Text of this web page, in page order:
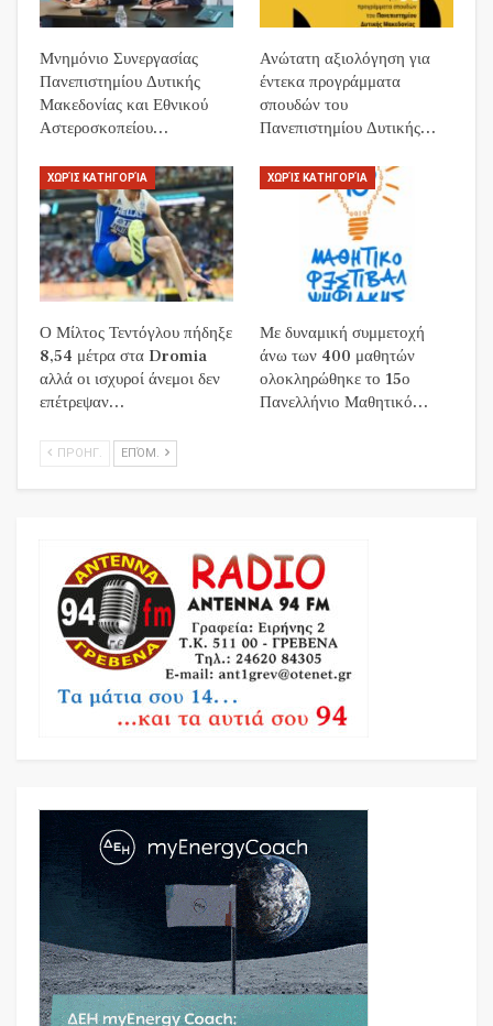
Μνημόνιο Συνεργασίας
Πανεπιστημίου Δυτικής
Μακεδονίας και Εθνικού
Αστεροσκοπείου…
Ανώτατη αξιολόγηση για
έντεκα προγράμματα
σπουδών του
Πανεπιστημίου Δυτικής…
ΧΩΡΊΣ ΚΑΤΗΓΟΡΊΑ
Ο Μίλτος Τεντόγλου πήδηξε
8,54 μέτρα στα Dromia
αλλά οι ισχυροί άνεμοι δεν
επέτρεψαν…
ΧΩΡΊΣ ΚΑΤΗΓΟΡΊΑ
Με δυναμική συμμετοχή
άνω των 400 μαθητών
ολοκληρώθηκε το 15ο
Πανελλήνιο Μαθητικό…
ΠΡΟΗΓ. ΕΠΌΜ.